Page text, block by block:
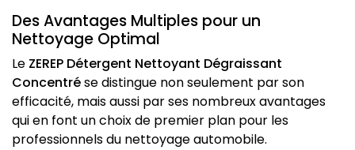
Des Avantages Multiples pour un
Nettoyage Optimal
Le ZEREP Détergent Nettoyant Dégraissant
Concentrése distingue non seulement par son
efficacité, mais aussi par ses nombreux avantages
qui en font un choix de premier plan pour les
professionnels du nettoyage automobile.